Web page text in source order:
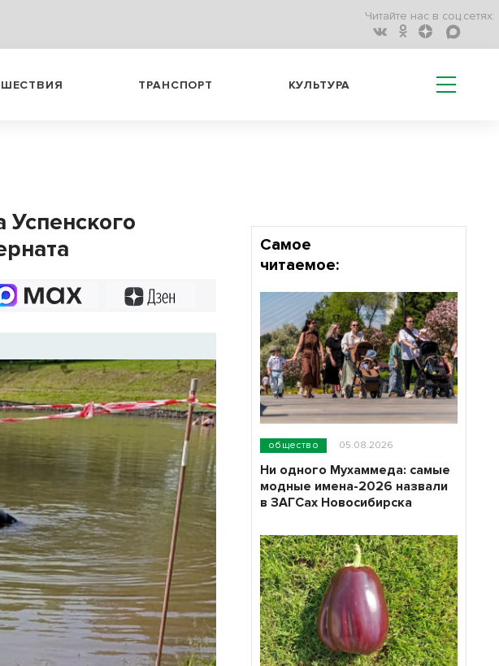
Читайте нас в соц.сетях:
ТРАНСПОРТ КУЛЬТУРА
Самое
читаемое:
общество 05.08.2026
Ни одного Мухаммеда: самые
модные имена-2026 назвали
в ЗАГСах Новосибирска